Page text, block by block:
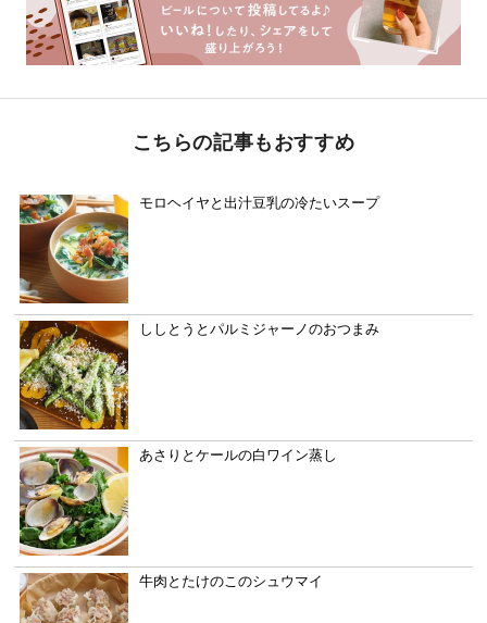
こちらの記事もおすすめ
モロヘイヤと出汁豆乳の冷たいスープ
ししとうとパルミジャーノのおつまみ
あさりとケールの白ワイン蒸し
牛肉とたけのこのシュウマイ